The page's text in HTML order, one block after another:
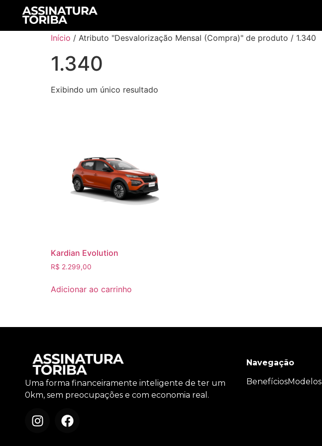
Início / Atributo "Desvalorização Mensal (Compra)" de produto / 1.340
1.340
Exibindo um único resultado
Kardian Evolution
R$ 2.299,00
Adicionar ao carrinho
Uma forma financeiramente inteligente de ter um
0km, sem preocupações e com economia real.
Navegação
BenefíciosModelos